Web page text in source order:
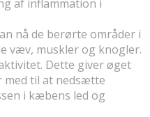
af inflammation i
nå de berørte områder i
væv, muskler og knogler.
Dette giver øget
med til at nedsætte
i kæbens led og